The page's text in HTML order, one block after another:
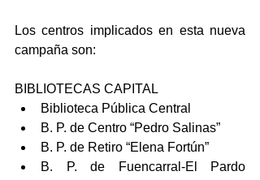
Los centros implicados en esta nueva
campaña son:
BIBLIOTECAS CAPITAL
Biblioteca Pública Central
B. P. de Centro “Pedro Salinas”
B. P. de Retiro “Elena Fortún”
B. P. de Fuencarral-El Pardo